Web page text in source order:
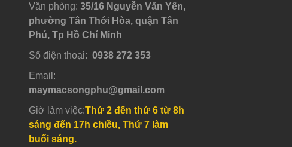
Văn phòng: 35/16 Nguyễn Văn Yến,
phường Tân Thới Hòa, quận Tân
Phú, Tp Hồ Chí Minh
Số điện thoại: 0938 272 353
Email:
maymacsongphu@gmail.com
Giờ làm việc:Thứ 2 đến thứ 6 từ 8h
sáng đến 17h chiều, Thứ 7 làm
buổi sáng.